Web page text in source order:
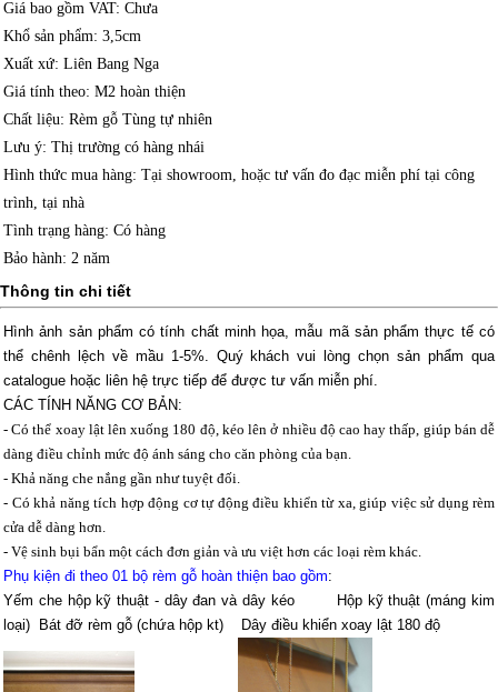
Giá bao gồm VAT: Chưa
Khổ sản phẩm: 3,5cm
Xuất xứ: Liên Bang Nga
Giá tính theo: M2 hoàn thiện
Chất liệu: Rèm gỗ Tùng tự nhiên
Lưu ý: Thị trường có hàng nhái
Hình thức mua hàng: Tại showroom, hoặc tư vấn đo đạc miễn phí tại công
trình, tại nhà
Tình trạng hàng: Có hàng
Bảo hành: 2 năm
Thông tin chi tiết
Hình ảnh sản phẩm có tính chất minh họa, mẫu mã sản phẩm thực tế có
thể chênh lệch về mầu 1-5%. Quý khách vui lòng chọn sản phẩm qua
catalogue hoặc liên hệ trực tiếp để được tư vấn miễn phí.
CÁC TÍNH NĂNG CƠ BẢN:
- Có thể xoay lật lên xuống 180 độ, kéo lên ở nhiều độ cao hay thấp, giúp bán dễ
dàng điều chỉnh mức độ ánh sáng cho căn phòng của bạn.
- Khả năng che nắng gần như tuyệt đối.
- Có khả năng tích hợp động cơ tự động điều khiển từ xa, giúp việc sử dụng rèm
cửa dễ dàng hơn.
- Vệ sinh bụi bẩn một cách đơn giản và ưu việt hơn các loại rèm khác.
Phụ kiện đi theo 01 bộ rèm gỗ hoàn thiện bao gồm:
Yếm che hộp kỹ thuật - dây đan và dây kéo Hộp kỹ thuật (máng kim
loại) Bát đỡ rèm gỗ (chứa hộp kt) Dây điều khiển xoay lật 180 độ